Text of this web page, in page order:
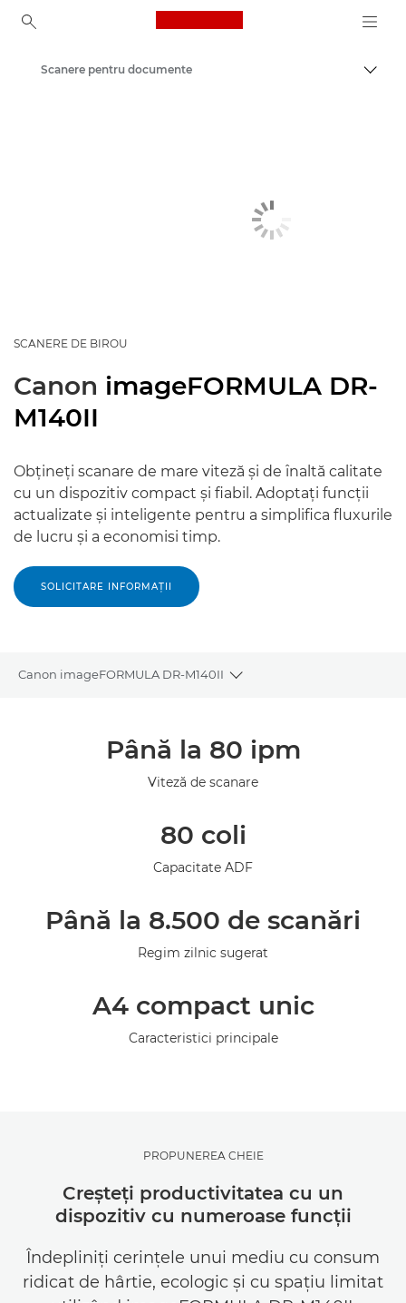
Canon Logo, back to
Scanere pentru documente
SCANERE DE BIROU
Canon imageFORMULA DR-
M140II
Obţineţi scanare de mare viteză şi de înaltă calitate
cu un dispozitiv compact şi fiabil. Adoptaţi funcţii
actualizate şi inteligente pentru a simplifica fluxurile
de lucru şi a economisi timp.
SOLICITARE INFORMAŢII
Canon imageFORMULA DR-M140II
Toggle breadcrumbs
Până la 80 ipm
Viteză de scanare
80 coli
Capacitate ADF
Până la 8.500 de scanări
Regim zilnic sugerat
A4 compact unic
Caracteristici principale
PROPUNEREA CHEIE
Creşteţi productivitatea cu un
dispozitiv cu numeroase funcţii
Îndepliniţi cerinţele unui mediu cu consum
ridicat de hârtie, ecologic şi cu spaţiu limitat